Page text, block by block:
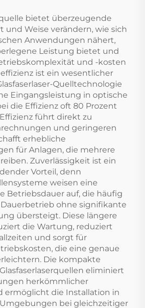
bietet überzeugende
und Weise verändern, wie sich
Anwendungen nähert,
Leistung bietet und
und -kosten
ist ein wesentlicher
Quelltechnologie
Eingangsleistung in optische
die Effizienz oft 80 Prozent
führt direkt zu
und geringeren
erhebliche
für Anlagen, die mehrere
Zuverlässigkeit ist ein
Vorteil, denn
weisen eine
Betriebsdauer auf, die häufig
ohne signifikante
übersteigt. Diese längere
die Wartung, reduziert
und sorgt für
die eine genaue
Die kompakte
eliminiert
herkömmlicher
ermöglicht die Installation in
bei gleichzeitiger